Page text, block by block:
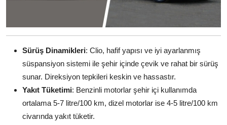
Sürüş Dinamikleri: Clio, hafif yapısı ve iyi ayarlanmış
süspansiyon sistemi ile şehir içinde çevik ve rahat bir sürüş
sunar. Direksiyon tepkileri keskin ve hassastır.
Yakıt Tüketimi: Benzinli motorlar şehir içi kullanımda
ortalama 5-7 litre/100 km, dizel motorlar ise 4-5 litre/100 km
civarında yakıt tüketir.